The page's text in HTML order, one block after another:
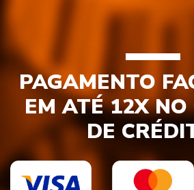
PAGAMENTO
EM ATÉ 12X NO
DE